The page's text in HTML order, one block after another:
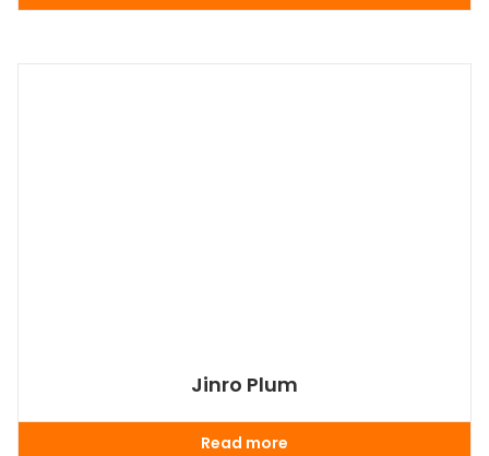
Jinro Plum
Read more